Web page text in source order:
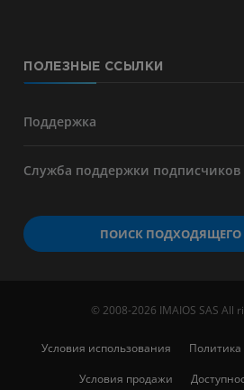
ПОЛЕЗНЫЕ ССЫЛКИ
Поддержка
Служба поддержки подписчиков
ПОИСК ПОДХОДЯЩЕГО
© 2008-2026 IMAIOS SAS All
Условия использования
Условия продажи